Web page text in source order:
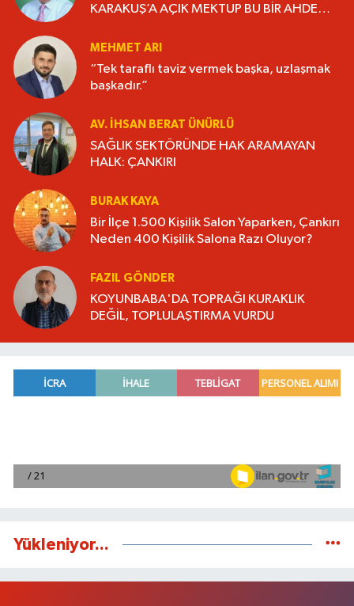
KARAKUŞ’A AÇIK MEKTUP BU BİR AHDE
GETİRELİM”.
MEHMET ARI
“Tek taraflı taviz vermek başka, uzlaşmak
başkadır.”
AV. İHSAN BERAT ÜNÜRLÜ
SAĞLIK SEKTÖRÜNDE HAK ARAMAYAN
HALK: ÇANKIRI
BURAK KAYA
Bir İlçe 1.500 Kişilik Salon Yaparken, Çankırı
Neden 400 Kişilik Salona Razı Oluyor?
FAZIL GÖNDER
KOYUNBABA'DA TOPRAĞI KURAKLIK
DEĞİL, TOPLULAŞTIRMA VURDU
Yükleniyor...